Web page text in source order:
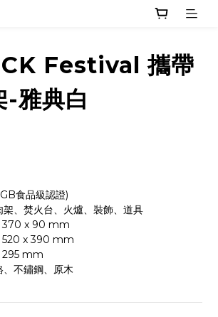
Festival 攜帶
-雅典白
食品級認證)
、焚火台、火爐、裝飾、道具
370 x 90 mm
520 x 390 mm
295 mm
不鏽鋼、原木